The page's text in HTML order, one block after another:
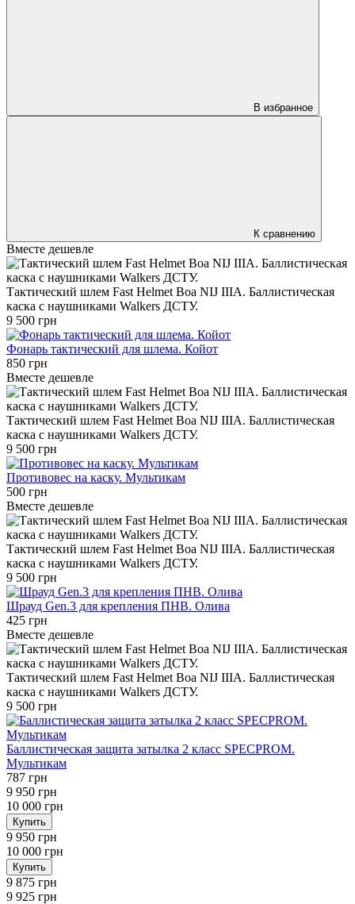
В избранное
К сравнению
Вместе дешевле
Тактический шлем Fast Helmet Boa NIJ IIIA. Баллистическая
каска с наушниками Walkers ДСТУ.
9 500 грн
Фонарь тактический для шлема. Койот
850 грн
Вместе дешевле
Тактический шлем Fast Helmet Boa NIJ IIIA. Баллистическая
каска с наушниками Walkers ДСТУ.
9 500 грн
Противовес на каску. Мультикам
500 грн
Вместе дешевле
Тактический шлем Fast Helmet Boa NIJ IIIA. Баллистическая
каска с наушниками Walkers ДСТУ.
9 500 грн
Шрауд Gen.3 для крепления ПНВ. Олива
425 грн
Вместе дешевле
Тактический шлем Fast Helmet Boa NIJ IIIA. Баллистическая
каска с наушниками Walkers ДСТУ.
9 500 грн
Баллистическая защита затылка 2 класс SPECPROM.
Мультикам
787 грн
9 950 грн
10 000 грн
Купить
9 950 грн
10 000 грн
Купить
9 875 грн
9 925 грн